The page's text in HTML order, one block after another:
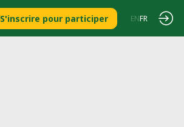
S'inscrire pour participer ENFR